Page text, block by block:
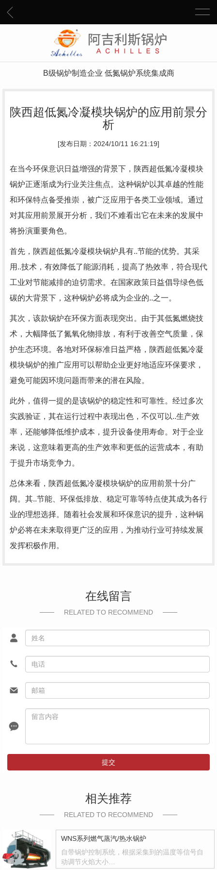
B级锅炉制造企业 低氮锅炉系统集成商
陕西超低氮冷凝模块锅炉的应用前景分
析
[发布日期：2024/10/11 16:21:19]
在当今环保意识日益增强的背景下，陕西超低氮冷凝模块
锅炉正逐渐成为行业关注焦点。这种锅炉以其卓越的性能
和环保特点备受推崇，被广泛应用于各类工业领域。通过
对其应用前景展开分析，我们不难看出它在未来的发展中
将扮演重要角色。
首先，陕西超低氮冷凝模块锅炉具有..节能的优势。其采
用..技术，有效降低了能源消耗，提高了热效率，符合现代
工业对节能减排的迫切需求。在国家政策日益倡导绿色低
碳的大背景下，这种锅炉必将成为企业的..之一。
其次，该款锅炉在环保方面表现突出。由于其低氮燃烧技
术，大幅降低了氮氧化物排放，有利于改善空气质量，保
护生态环境。各地对环保标准日益严格，陕西超低氮冷凝
模块锅炉的推广应用可以帮助企业更好地适应环保要求，
避免可能因环境问题而带来的潜在风险。
此外，值得一提的是该锅炉的稳定性和可靠性。经过多次
实践验证，其在运行过程中表现出色，不仅可以..生产效
率，还能够降低维护成本，提升设备使用寿命。对于企业
来说，这意味着更高的生产效率和更低的运营成本，有助
于提升市场竞争力。
总体来看，陕西超低氮冷凝模块锅炉的应用前景十分广
阔。其..节能、环保低排放、稳定可靠等特点使其成为各行
业的理想选择。随着社会发展和环保意识的提升，这种锅
炉必将在未来取得更广泛的应用，为推动行业可持续发展
发挥积极作用。
在线留言
RELATED TO RECOMMEND
提交
相关推荐
RELATED TO RECOMMEND
WNS系列燃气蒸汽/热水锅炉
自带锅炉控制系统，根据采集到的温度等信号自
动调节火焰大小…